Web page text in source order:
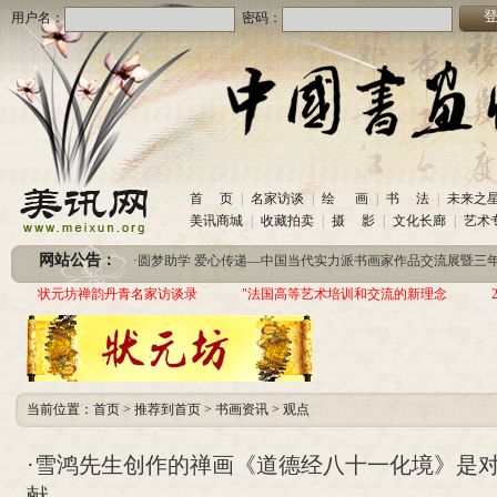
用户名： 密码：
首 页 名家访谈 绘 画 书 法
未来之
美讯商城
收藏拍卖 摄 影 文化长廊 艺术
网站公告：
· 美讯网诚招合作伙伴 (2020-10-26)
中国书画收藏频道服务咨询热线
· 圆梦助学 爱心传递—中国当代实力派书画家作品交流展暨三年帮助100位贫困儿童行动
·美讯网诚招合作伙伴(2020-10-26)
· 中国书画收藏频道服务咨询热线
(2020-06-26)
· 圆梦助学 爱心传递—中国当代实力派书画家作品交流展暨三年帮助100位贫困儿童行动
状元坊禅韵丹青名家访谈录 "法国高等艺术培训和交流的新理念
当前位置： 首页 > 推荐到首页 > 书画资讯 > 观点
·雪鸿先生创作的禅画《道德经八十一化境》是